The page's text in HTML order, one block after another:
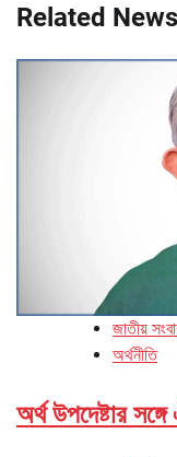
Related News
জাতীয়
অর্থনীতি
অর্থ উপদেষ্টার